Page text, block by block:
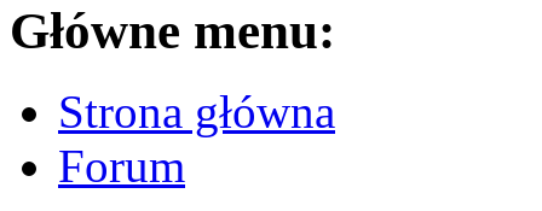
Główne menu:
Strona główna
Forum